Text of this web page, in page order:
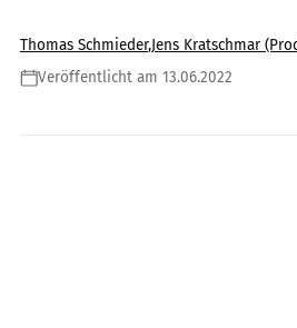
Thomas Schmieder,Jens Kratschmar
Veröffentlicht am 13.06.2022
Foto: tysonjopson.com,